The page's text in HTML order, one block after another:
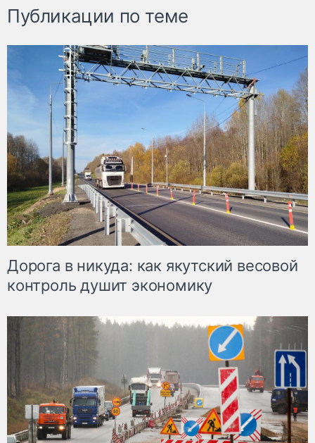
Публикации по теме
Дорога в никуда: как якутский весовой
контроль душит экономику